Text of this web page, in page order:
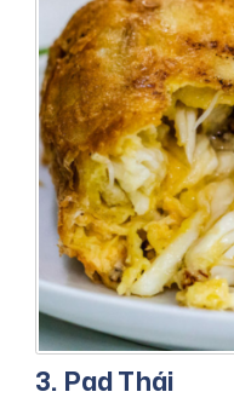
3. Pad Thái